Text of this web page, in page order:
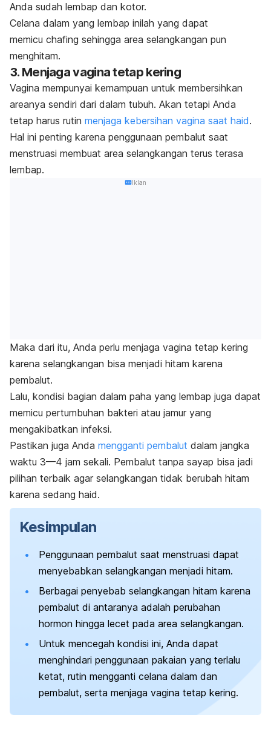
Anda sudah lembap dan kotor.
Celana dalam yang lembap inilah yang dapat
memicu chafing sehingga area selangkangan pun
menghitam.
3. Menjaga vagina tetap kering
Vagina mempunyai kemampuan untuk membersihkan
areanya sendiri dari dalam tubuh. Akan tetapi Anda
tetap harus rutin menjaga kebersihan vagina saat haid.
Hal ini penting karena penggunaan pembalut saat
menstruasi membuat area selangkangan terus terasa
lembap.
Iklan
Maka dari itu, Anda perlu menjaga vagina tetap kering
karena selangkangan bisa menjadi hitam karena
pembalut.
Lalu, kondisi bagian dalam paha yang lembap juga dapat
memicu pertumbuhan bakteri atau jamur yang
mengakibatkan infeksi.
Pastikan juga Anda mengganti pembalut dalam jangka
waktu 3—4 jam sekali. Pembalut tanpa sayap bisa jadi
pilihan terbaik agar selangkangan tidak berubah hitam
karena sedang haid.
Kesimpulan
Penggunaan pembalut saat menstruasi dapat
menyebabkan selangkangan menjadi hitam.
Berbagai penyebab selangkangan hitam karena
pembalut di antaranya adalah perubahan
hormon hingga lecet pada area selangkangan.
Untuk mencegah kondisi ini, Anda dapat
menghindari penggunaan pakaian yang terlalu
ketat, rutin mengganti celana dalam dan
pembalut, serta menjaga vagina tetap kering.